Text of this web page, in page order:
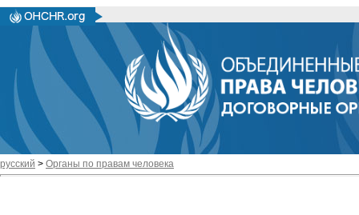
русский > Органы по правам человека